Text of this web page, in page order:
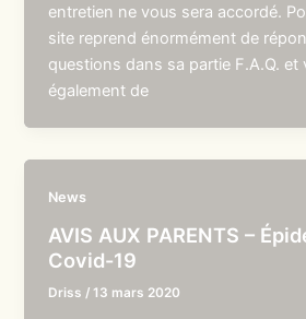
entretien ne vous sera accordé.
site reprend énormément de
questions dans sa partie F.A.Q. et
également de
News
AVIS AUX PARENTS –
Covid-19
Driss /13 mars 2020